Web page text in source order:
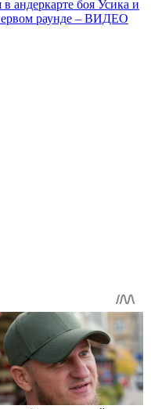
андеркарте боя Усика и
раунде – ВИДЕО